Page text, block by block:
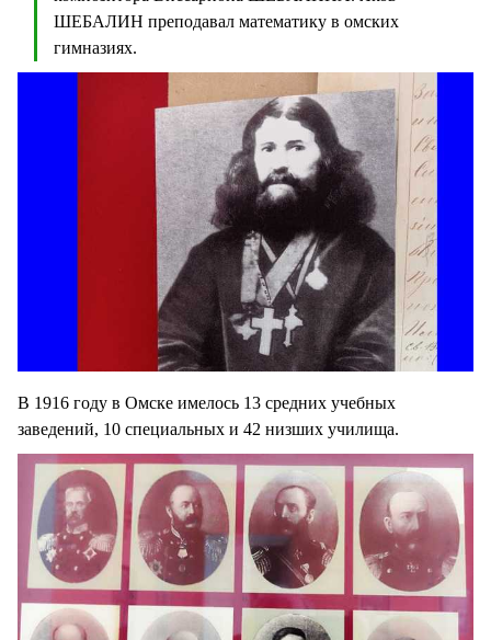
ШЕБАЛИН преподавал математику в омских
гимназиях.
В 1916 году в Омске имелось 13 средних учебных
заведений, 10 специальных и 42 низших училища.